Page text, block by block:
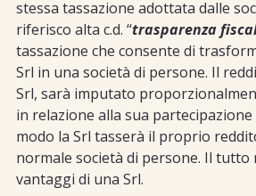
stessa tassazione adottata dalle
riferisco alta c.d. “trasparenza
tassazione che consente di
Srl in una società di persone. Il
Srl, sarà imputato
in relazione alla sua partecipazione
modo la Srl tasserà il proprio
normale società di persone. Il tutto
vantaggi di una Srl.